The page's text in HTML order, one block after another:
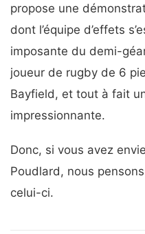
propose une
dont l’équipe d’effets
imposante du demi-
joueur de rugby de 6
Bayfield, et tout à fait
impressionnante.
Donc, si vous avez
Poudlard, nous
celui-ci.